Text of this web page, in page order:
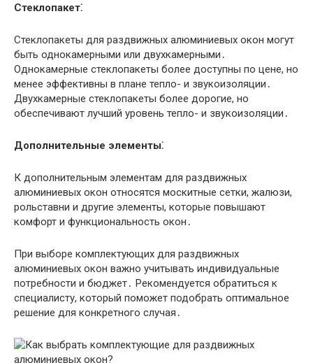
Стеклопакет⁚
Стеклопакеты для раздвижных алюминиевых окон могут
быть однокамерными или двухкамерными․
Однокамерные стеклопакеты более доступны по цене, но
менее эффективны в плане тепло- и звукоизоляции․
Двухкамерные стеклопакеты более дорогие, но
обеспечивают лучший уровень тепло- и звукоизоляции․
Дополнительные элементы⁚
К дополнительным элементам для раздвижных
алюминиевых окон относятся москитные сетки, жалюзи,
рольставни и другие элементы, которые повышают
комфорт и функциональность окон․
При выборе комплектующих для раздвижных
алюминиевых окон важно учитывать индивидуальные
потребности и бюджет․ Рекомендуется обратиться к
специалисту, который поможет подобрать оптимальное
решение для конкретного случая․